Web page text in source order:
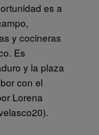
es a
y cocineras
Es
y la plaza
con el
Lorena